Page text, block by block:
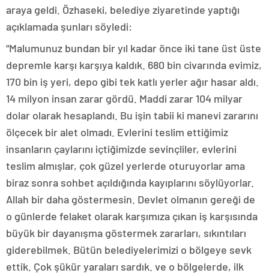
araya geldi. Özhaseki, belediye ziyaretinde yaptığı
açıklamada şunları söyledi:
“Malumunuz bundan bir yıl kadar önce iki tane üst üste
depremle karşı karşıya kaldık. 680 bin civarında evimiz,
170 bin iş yeri, depo gibi tek katlı yerler ağır hasar aldı.
14 milyon insan zarar gördü. Maddi zarar 104 milyar
dolar olarak hesaplandı. Bu işin tabii ki manevi zararını
ölçecek bir alet olmadı. Evlerini teslim ettiğimiz
insanların çaylarını içtiğimizde sevinçliler, evlerini
teslim almışlar, çok güzel yerlerde oturuyorlar ama
biraz sonra sohbet açıldığında kayıplarını söylüyorlar.
Allah bir daha göstermesin. Devlet olmanın gereği de
o günlerde felaket olarak karşımıza çıkan iş karşısında
büyük bir dayanışma göstermek zararları, sıkıntıları
giderebilmek. Bütün belediyelerimizi o bölgeye sevk
ettik. Çok şükür yaraları sardık. ve o bölgelerde, ilk